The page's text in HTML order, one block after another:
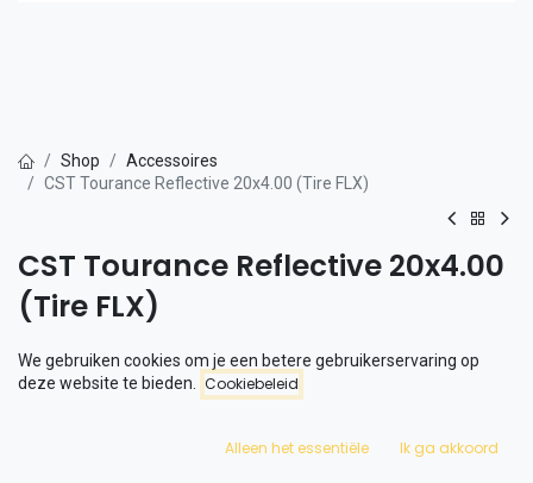
Shop
Accessoires
CST Tourance Reflective 20x4.00 (Tire FLX)
CST Tourance Reflective 20x4.00
(Tire FLX)
sur route.
We gebruiken cookies om je een betere gebruikerservaring op
deze website te bieden.
Cookiebeleid
Alleen het essentiële Ik ga akkoord